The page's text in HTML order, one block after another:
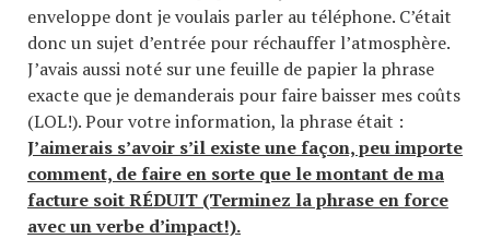
enveloppe dont je voulais parler au téléphone. C’était
donc un sujet d’entrée pour réchauffer l’atmosphère.
J’avais aussi noté sur une feuille de papier la phrase
exacte que je demanderais pour faire baisser mes coûts
(LOL!). Pour votre information, la phrase était :
J’aimerais s’avoir s’il existe une façon, peu importe
comment, de faire en sorte que le montant de ma
facture soit RÉDUIT (Terminez la phrase en force
avec un verbe d’impact!).